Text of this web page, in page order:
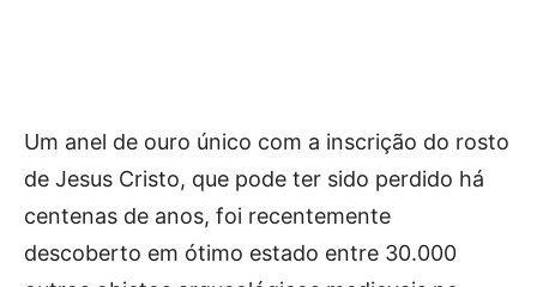
Um anel de ouro único com a inscrição do rosto
de Jesus Cristo, que pode ter sido perdido há
centenas de anos, foi recentemente
descoberto em ótimo estado entre 30.000